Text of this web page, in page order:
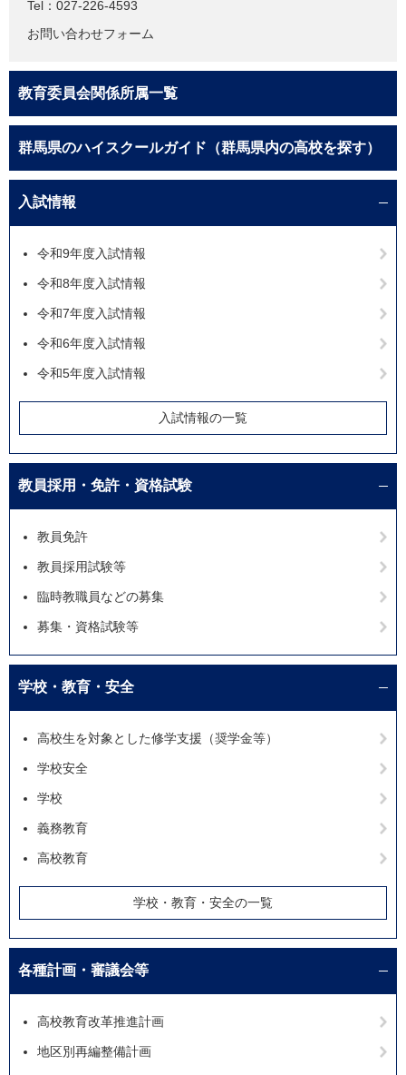
Tel：027-226-4593
お問い合わせフォーム
教育委員会関係所属一覧
群馬県のハイスクールガイド（群馬県内の高校を探す）
入試情報
令和9年度入試情報
令和8年度入試情報
令和7年度入試情報
令和6年度入試情報
令和5年度入試情報
入試情報の一覧
教員採用・免許・資格試験
教員免許
教員採用試験等
臨時教職員などの募集
募集・資格試験等
学校・教育・安全
高校生を対象とした修学支援（奨学金等）
学校安全
学校
義務教育
高校教育
学校・教育・安全の一覧
各種計画・審議会等
高校教育改革推進計画
地区別再編整備計画